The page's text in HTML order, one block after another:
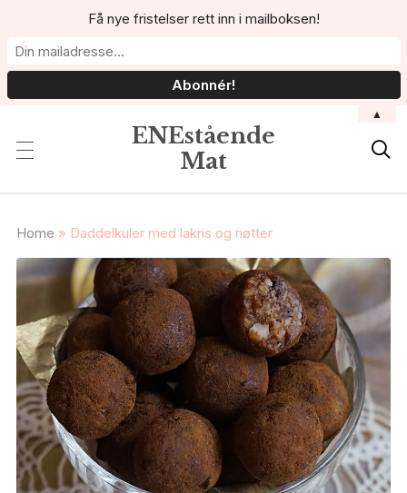
ENEstående
Mat

Home » Daddelkuler med lakris og nøtter
Få nye fristelser rett inn i mailboksen!
▲